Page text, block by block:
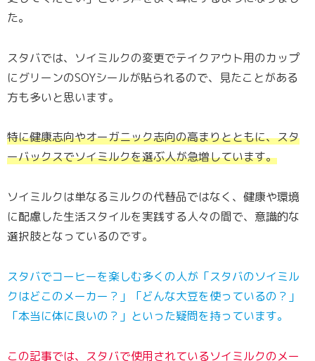
た。
スタバでは、ソイミルクの変更でテイクアウト用のカップ
にグリーンのSOYシールが貼られるので、見たことがある
方も多いと思います。
特に健康志向やオーガニック志向の高まりとともに、スタ
ーバックスでソイミルクを選ぶ人が急増しています。
ソイミルクは単なるミルクの代替品ではなく、健康や環境
に配慮した生活スタイルを実践する人々の間で、意識的な
選択肢となっているのです。
スタバでコーヒーを楽しむ多くの人が「スタバのソイミル
クはどこのメーカー？」「どんな大豆を使っているの？」
「本当に体に良いの？」といった疑問を持っています。
この記事では、スタバで使用されているソイミルクのメー